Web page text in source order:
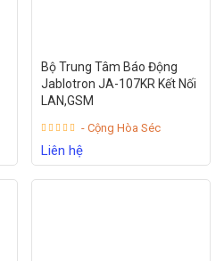
Bộ Trung Tâm Báo Động
Jablotron JA-107KR Kết Nối
LAN,GSM
- Cộng Hòa Séc
Liên hệ